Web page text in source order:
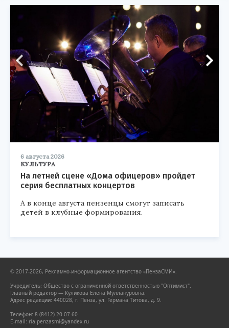
6 августа 2026
КУЛЬТУРА
На летней сцене «Дома офицеров» пройдет
серия бесплатных концертов
А в конце августа пензенцы смогут записать
детей в клубные формирования.
© 2017-2026, Рекламно-информационное агентство «ПензаСМИ».
Учредитель: Общество с ограниченной ответственностью "Оптимист".
Главный редактор — Куликова Елена Муллануровна.
Адрес редакции: 440028, г. Пенза, ул. Германа Титова, д. 9.
Телефон: 8 (8412) 20-07-60
E-mail: ria.penzasmi@yandex.ru